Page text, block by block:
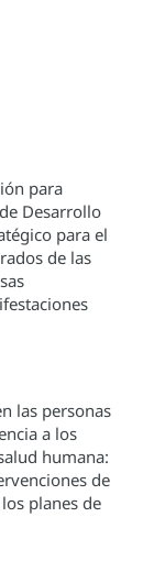
para
Desarrollo
para el
de las
las personas
a los
humana:
de
planes de